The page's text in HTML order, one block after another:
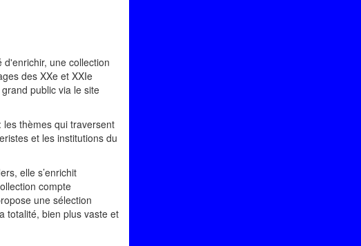
d'enrichir, une collection
des XXe et XXIe
public via le site
thèmes qui traversent
et les institutions du
elle s’enrichit
compte
une sélection
totalité, bien plus vaste et